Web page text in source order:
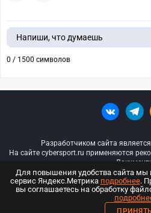
Напиши, что думаешь
0 / 1500 символов
Разработчиком сайта
На сайте cybersport.ru применяются
© ООО «Киберспорт.ру» —
18+
Для повышения удобства сайта
сервис Яндекс.Метрика подробнее.
вы соглашаетесь на обработку
ПРИНЯТЬ